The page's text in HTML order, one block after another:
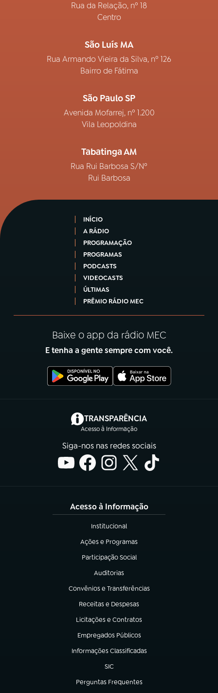
Rua da Relação, nº 18
Centro
São Luís MA
Rua Armando Vieira da Silva, nº 126
Bairro de Fátima
São Paulo SP
Avenida Mofarrej, nº 1.200
Vila Leopoldina
Tabatinga AM
Rua Rui Barbosa S/Nº
Rui Barbosa
INÍCIO
A RÁDIO
PROGRAMAÇÃO
PROGRAMAS
PODCASTS
VIDEOCASTS
ÚLTIMAS
PRÊMIO RÁDIO MEC
Baixe o app da rádio MEC
E tenha a gente sempre com você.
TRANSPARÊNCIA
Acesso à Informação
(abre em nova aba)
Siga-nos nas redes sociais
Acesso à Informação
Institucional
(abre em nova aba)
Ações e Programas
(abre em nova aba)
Participação Social
(abre em nova aba)
Auditorias
(abre em nova aba)
Convênios e Transferências
(abre em nova aba)
Receitas e Despesas
(abre em nova aba)
Licitações e Contratos
(abre em nova aba)
Empregados Públicos
(abre em nova aba)
Informações Classificadas
(abre em nova aba)
SIC
(abre em nova aba)
Perguntas Frequentes
(abre em nova aba)